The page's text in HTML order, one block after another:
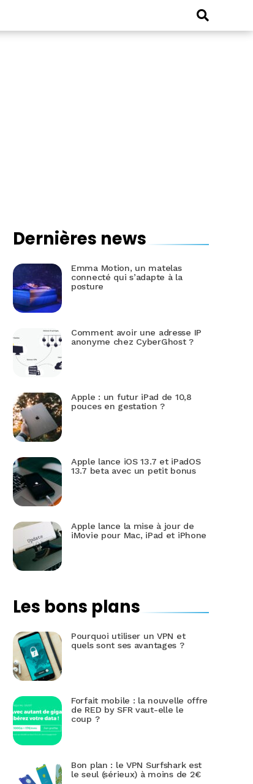
Dernières news
Emma Motion, un matelas
connecté qui s’adapte à la
posture
Comment avoir une adresse IP
anonyme chez CyberGhost ?
Apple : un futur iPad de 10,8
pouces en gestation ?
Apple lance iOS 13.7 et iPadOS
13.7 beta avec un petit bonus
Apple lance la mise à jour de
iMovie pour Mac, iPad et iPhone
Les bons plans
Pourquoi utiliser un VPN et
quels sont ses avantages ?
Forfait mobile : la nouvelle offre
de RED by SFR vaut-elle le
coup ?
Bon plan : le VPN Surfshark est
le seul (sérieux) à moins de 2€